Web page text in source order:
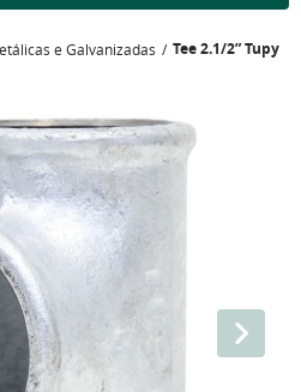
e Galvanizadas Tee 2.1/2” Tupy